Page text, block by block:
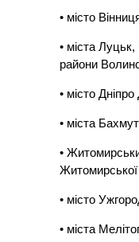
• місто
• міста
райони
• місто
• міста
•
Житомирської
• місто
• міста